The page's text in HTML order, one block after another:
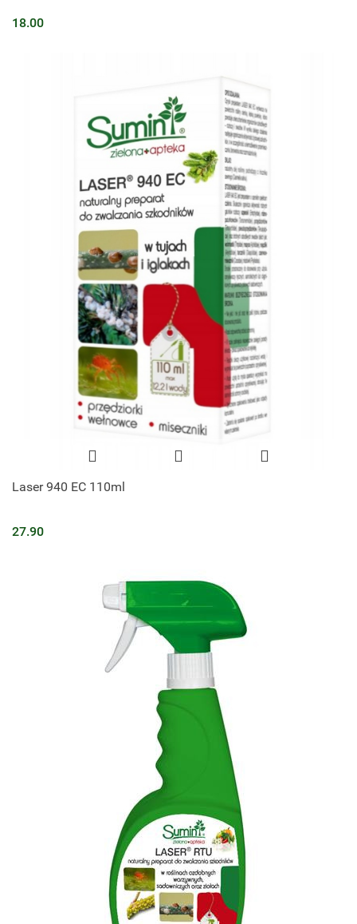
18.00
Laser 940 EC 110ml
27.90